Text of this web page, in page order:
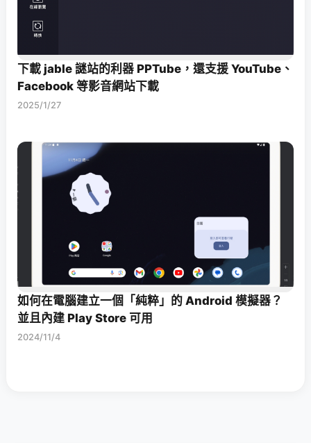
下載 jable 謎站的利器 PPTube，還支援 YouTube、
Facebook 等影音網站下載
2025/1/27
如何在電腦建立一個「純粹」的 Android 模擬器？
並且內建 Play Store 可用
2024/11/4